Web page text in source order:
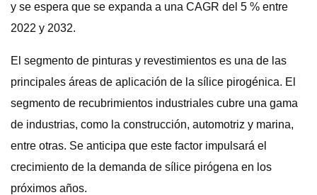
y se espera que se expanda a una CAGR del 5 % entre
2022 y 2032.
El segmento de pinturas y revestimientos es una de las
principales áreas de aplicación de la sílice pirogénica. El
segmento de recubrimientos industriales cubre una gama
de industrias, como la construcción, automotriz y marina,
entre otras. Se anticipa que este factor impulsará el
crecimiento de la demanda de sílice pirógena en los
próximos años.